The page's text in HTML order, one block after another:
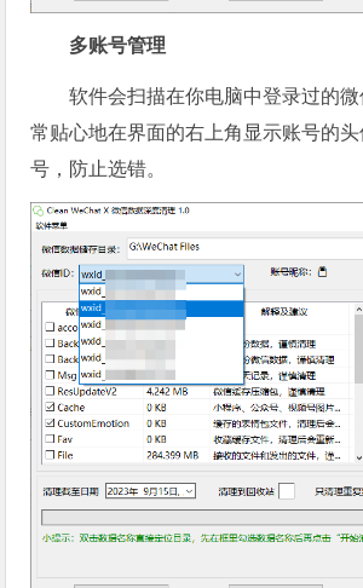
多账号管理
软件会扫描在你电脑中登录过的
常贴心地在界面的右上角显示账号的
号，防止选错。